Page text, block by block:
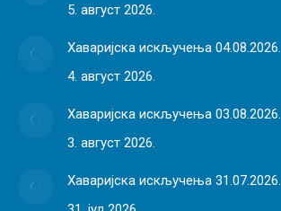
5. август 2026.
Хаваријска искључења 04.08.2026.
4. август 2026.
Хаваријска искључења 03.08.2026.
3. август 2026.
Хаваријска искључења 31.07.2026.